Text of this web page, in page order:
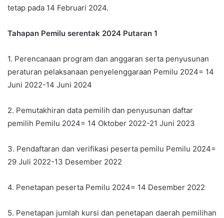
tetap pada 14 Februari 2024.
Tahapan Pemilu serentak 2024 Putaran 1
1. Perencanaan program dan anggaran serta penyusunan
peraturan pelaksanaan penyelenggaraan Pemilu 2024= 14
Juni 2022-14 Juni 2024
2. Pemutakhiran data pemilih dan penyusunan daftar
pemilih Pemilu 2024= 14 Oktober 2022-21 Juni 2023
3. Pendaftaran dan verifikasi peserta pemilu Pemilu 2024=
29 Juli 2022-13 Desember 2022
4. Penetapan peserta Pemilu 2024= 14 Desember 2022
5. Penetapan jumlah kursi dan penetapan daerah pemilihan